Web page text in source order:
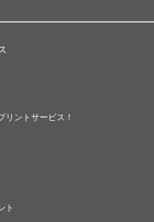
リントサービス！
ト